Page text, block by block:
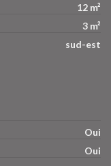
12 m²
3 m²
sud-est
Oui
Oui